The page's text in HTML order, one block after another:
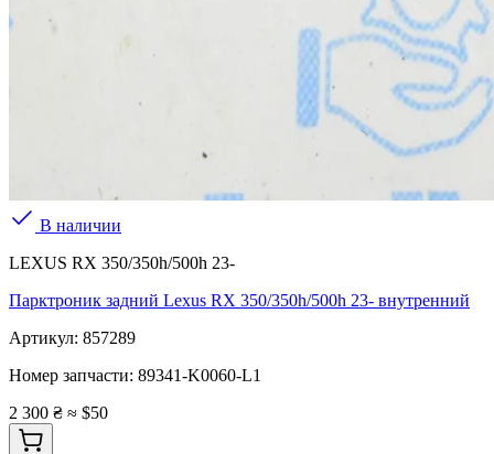
В наличии
LEXUS RX 350/350h/500h 23-
Парктроник задний Lexus RX 350/350h/500h 23- внутренний
Артикул: 857289
Номер запчасти: 89341-K0060-L1
2 300 ₴ ≈ $50